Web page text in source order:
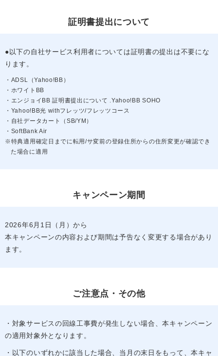
証明書提出について
●以下の自社サービス利用者については証明書の提出は不要にな
ります。
・ADSL（Yahoo!BB）
・ホワイトBB
・エンジョイBB 証明書提出について .Yahoo!BB SOHO
・Yahoo!BB光 withフレッツ/フレッツコース
・自社データカート（SB/YM）
・SoftBank Air
※特典適用確定日までに転用/サ変前の登録住所からの住所変更が確認でき
た場合に適用
キャンペーン期間
2026年6月1日（月）から
本キャンペーンの内容および期間は予告なく変更する場合があり
ます。
ご注意点・その他
・対象サービスの回線工事費が発生しない場合、本キャンペーン
の適用対象外となります。
・以下のいずれかに該当した場合、当月の末日をもって、本キャ